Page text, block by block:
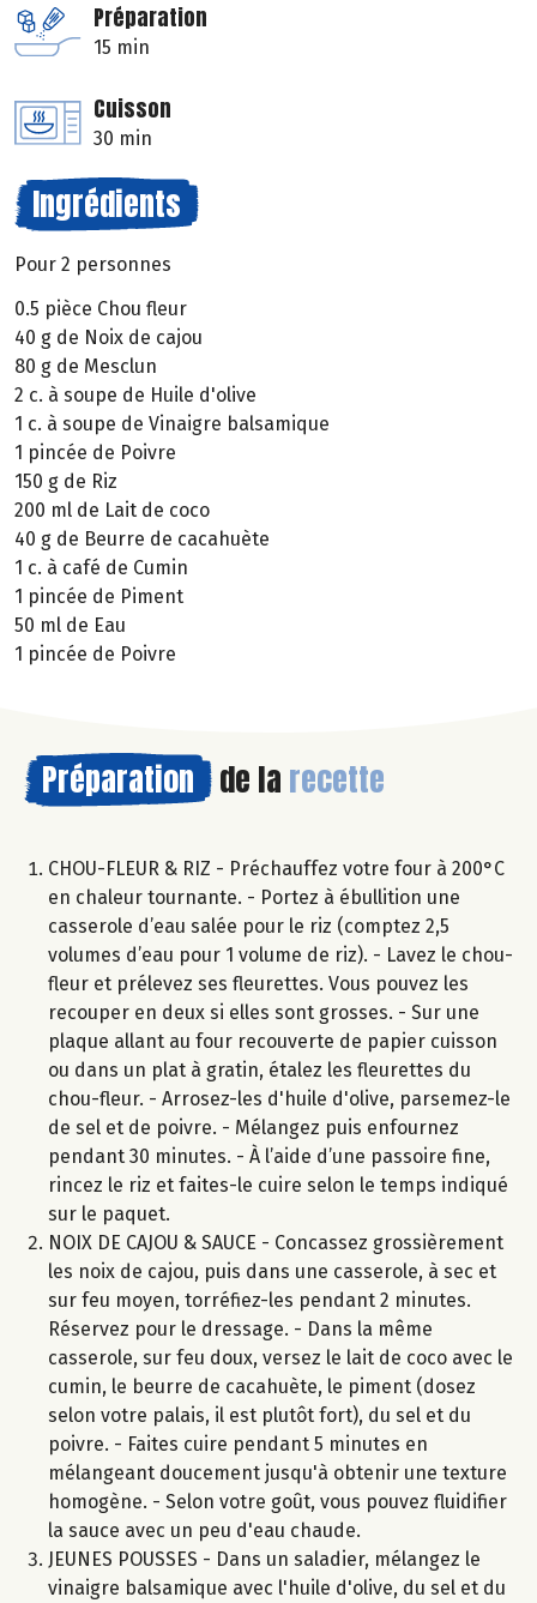
Préparation
15 min
Cuisson
30 min
Ingrédients
Pour 2 personnes
0.5 pièce Chou fleur
40 g de Noix de cajou
80 g de Mesclun
2 c. à soupe de Huile d'olive
1 c. à soupe de Vinaigre balsamique
1 pincée de Poivre
150 g de Riz
200 ml de Lait de coco
40 g de Beurre de cacahuète
1 c. à café de Cumin
1 pincée de Piment
50 ml de Eau
1 pincée de Poivre
Préparation de la recette
CHOU-FLEUR & RIZ - Préchauffez votre four à 200°C
en chaleur tournante. - Portez à ébullition une
casserole d’eau salée pour le riz (comptez 2,5
volumes d’eau pour 1 volume de riz). - Lavez le chou-
fleur et prélevez ses fleurettes. Vous pouvez les
recouper en deux si elles sont grosses. - Sur une
plaque allant au four recouverte de papier cuisson
ou dans un plat à gratin, étalez les fleurettes du
chou-fleur. - Arrosez-les d'huile d'olive, parsemez-le
de sel et de poivre. - Mélangez puis enfournez
pendant 30 minutes. - À l’aide d’une passoire fine,
rincez le riz et faites-le cuire selon le temps indiqué
sur le paquet.
NOIX DE CAJOU & SAUCE - Concassez grossièrement
les noix de cajou, puis dans une casserole, à sec et
sur feu moyen, torréfiez-les pendant 2 minutes.
Réservez pour le dressage. - Dans la même
casserole, sur feu doux, versez le lait de coco avec le
cumin, le beurre de cacahuète, le piment (dosez
selon votre palais, il est plutôt fort), du sel et du
poivre. - Faites cuire pendant 5 minutes en
mélangeant doucement jusqu'à obtenir une texture
homogène. - Selon votre goût, vous pouvez fluidifier
la sauce avec un peu d'eau chaude.
JEUNES POUSSES - Dans un saladier, mélangez le
vinaigre balsamique avec l'huile d'olive, du sel et du